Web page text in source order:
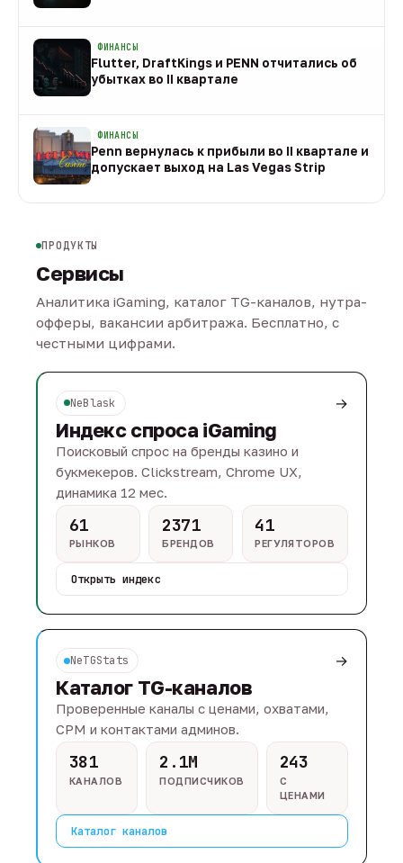
ФИНАНСЫ
Flutter, DraftKings и PENN отчитались об
убытках во II квартале
ФИНАНСЫ
Penn вернулась к прибыли во II квартале и
допускает выход на Las Vegas Strip
ПРОДУКТЫ
Сервисы
Аналитика iGaming, каталог TG-каналов, нутра-
офферы, вакансии арбитража. Бесплатно, с
честными цифрами.
NeBlask →
Индекс спроса iGaming
Поисковый спрос на бренды казино и
букмекеров. Clickstream, Chrome UX,
динамика 12 мес.
61
РЫНКОВ
2371
БРЕНДОВ
41
РЕГУЛЯТОРОВ
Открыть индекс
NeTGStats →
Каталог TG-каналов
Проверенные каналы с ценами, охватами,
CPM и контактами админов.
381
КАНАЛОВ
2.1M
ПОДПИСЧИКОВ
243
С
ЦЕНАМИ
Каталог каналов